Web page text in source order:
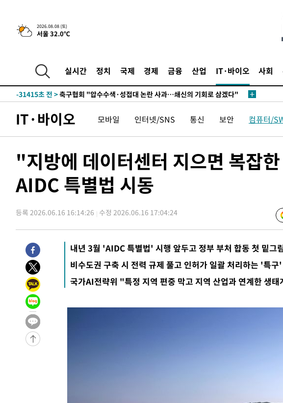
2026.08.08 (토)
서울 32.0℃
실시간 정치 국제 경제 금융 산업 IT·바이오 사회
-11699초 전 >
-31415초 전 >축구협회 "압수수색·성접대 논란 사과…쇄신의 기회로 삼겠다"
-18553초 전 > '최고 37도' 폭염 지속…강원동해안 최대 150㎜ 비
-11679초 전 >[속보]뉴욕증시 상승 마감…S&P 0.6% 나스닥 1.3%↑
-29952초 전 >[속보]'압수수색·성접대 논란' 축구협회 "실망과 걱정 안겨드려 죄
-18573초 전 > '최고 37도' 폭염 지속…강원동해안 최대 150㎜ 비
-11699초 전 >[속보]뉴욕증시 상승 마감…S&P 0.6% 나스닥 1.3%↑
IT·바이오 모바일 인터넷/SNS 통신 보안 컴퓨터/
"지방에 데이터센터 지으면 복잡
AIDC 특별법 시동
등록 2026.06.16 16:14:26 수정 2026.06.16 17:04:24
내년 3월 'AIDC 특별법' 시행 앞두고 정부 부처 합동 첫 밑그
비수도권 구축 시 전력 규제 풀고 인허가 일괄 처리하는 '특구
국가AI전략위 "특정 지역 편중 막고 지역 산업과 연계한 생